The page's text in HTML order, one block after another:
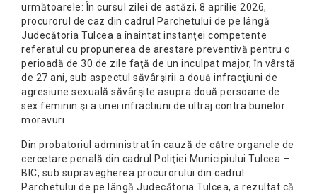
următoarele: În cursul zilei de astăzi, 8 aprilie 2026,
procurorul de caz din cadrul Parchetului de pe lângă
Judecătoria Tulcea a înaintat instanţei competente
referatul cu propunerea de arestare preventivă pentru o
perioadă de 30 de zile faţă de un inculpat major, în vârstă
de 27 ani, sub aspectul săvârşirii a două infracţiuni de
agresiune sexuală săvârşite asupra două persoane de
sex feminin şi a unei infractiuni de ultraj contra bunelor
moravuri.
Din probatoriul administrat în cauză de către organele de
cercetare penală din cadrul Poliţiei Municipiului Tulcea –
BIC, sub supravegherea procurorului din cadrul
Parchetului de pe lângă Judecătoria Tulcea, a rezultat că